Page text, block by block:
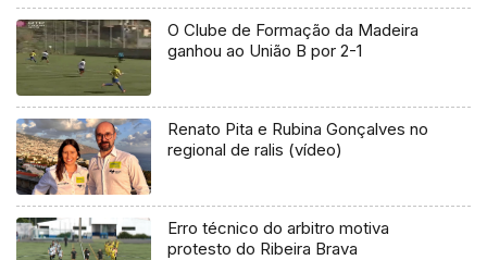
O Clube de Formação da Madeira
ganhou ao União B por 2-1
Renato Pita e Rubina Gonçalves no
regional de ralis (vídeo)
Erro técnico do arbitro motiva
protesto do Ribeira Brava